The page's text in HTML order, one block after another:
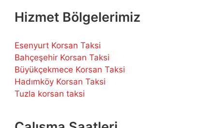
Hizmet Bölgelerimiz
Esenyurt Korsan Taksi
Bahçeşehir Korsan Taksi
Büyükçekmece Korsan Taksi
Hadımköy Korsan Taksi
Tuzla korsan taksi